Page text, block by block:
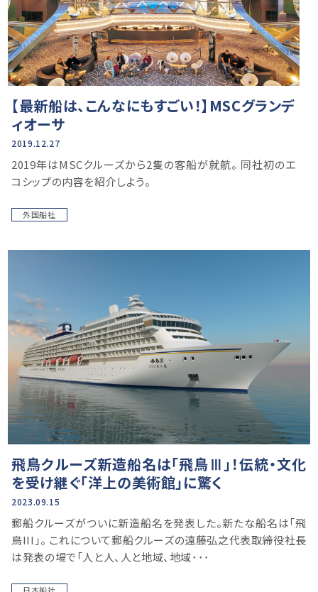
【最新船は、こんなにもすごい！】MSCグランデ
ィオーサ
2019.12.27
2019年はMSCクルーズから2隻の客船が就航。 同社初のエ
コシップの内容を紹介しよう。
外国船社
飛鳥クルーズ新造船名は「飛鳥Ⅲ」！伝統・文化
を受け継ぐ「洋上の美術館」に驚く
2023.09.15
郵船クルーズがついに新造船名を発表した。新たな船名は「飛
鳥III」。 これについて郵船クルーズの遠藤弘之代表取締役社長
は発表の場で「人と人、人と地域、地域･･･